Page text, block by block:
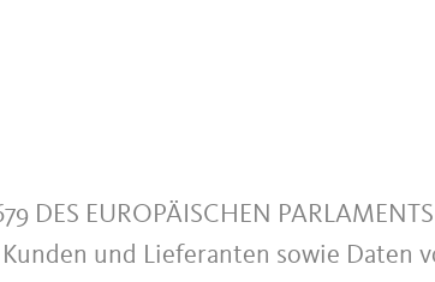
DES EUROPÄISCHEN
und Lieferanten sowie Daten